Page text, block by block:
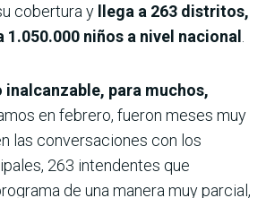
cobertura y llega a 263 distritos,
1.050.000 niños a nivel nacional
inalcanzable, para muchos,
en febrero, fueron meses muy
las conversaciones con los
263 intendentes que
de una manera muy parcial,